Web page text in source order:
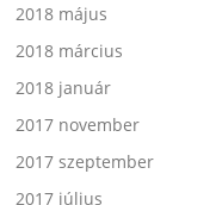
2018 május
2018 március
2018 január
2017 november
2017 szeptember
2017 július